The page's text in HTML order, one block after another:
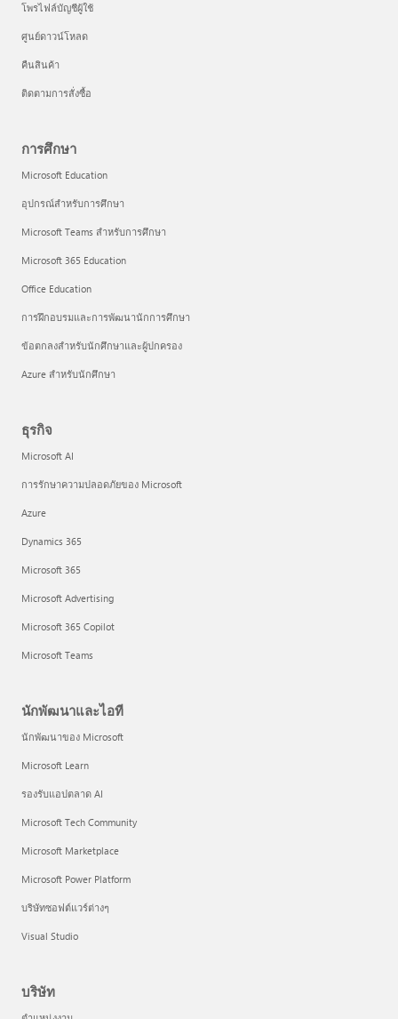
โพรไฟล์บัญชีผู้ใช้
ศูนย์ดาวน์โหลด
คืนสินค้า
ติดตามการสั่งซื้อ
การศึกษา
Microsoft Education
อุปกรณ์สำหรับการศึกษา
Microsoft Teams สำหรับการศึกษา
Microsoft 365 Education
Office Education
การฝึกอบรมและการพัฒนานักการศึกษา
ข้อตกลงสำหรับนักศึกษาและผู้ปกครอง
Azure สำหรับนักศึกษา
ธุรกิจ
Microsoft AI
การรักษาความปลอดภัยของ Microsoft
Azure
Dynamics 365
Microsoft 365
Microsoft Advertising
Microsoft 365 Copilot
Microsoft Teams
นักพัฒนาและไอที
นักพัฒนาของ Microsoft
Microsoft Learn
รองรับแอปตลาด AI
Microsoft Tech Community
Microsoft Marketplace
Microsoft Power Platform
บริษัทซอฟต์แวร์ต่างๆ
Visual Studio
บริษัท